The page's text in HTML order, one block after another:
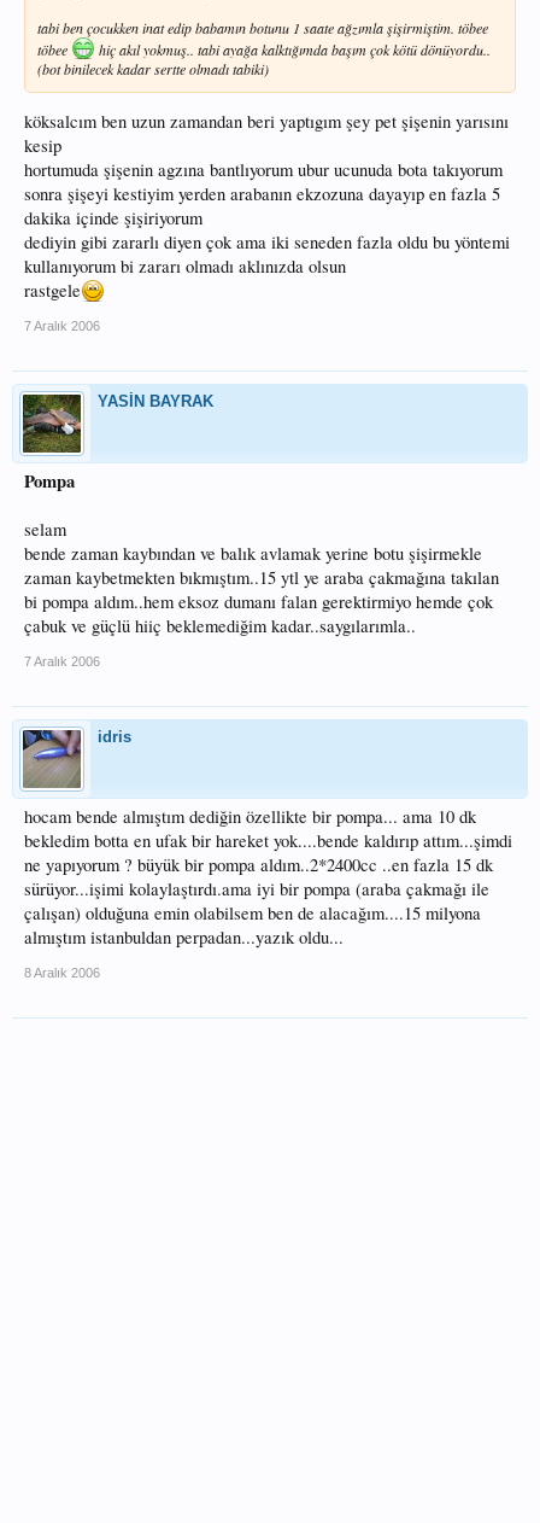
tabi ben çocukken inat edip babamın botunu 1 saate ağzımla şişirmiştim. töbee
töbee
hiç akıl yokmuş.. tabi ayağa kalktığımda başım çok kötü dönüyordu..
(bot binilecek kadar sertte olmadı tabiki)
köksalcım ben uzun zamandan beri yaptıgım şey pet şişenin yarısını
kesip
hortumuda şişenin agzına bantlıyorum ubur ucunuda bota takıyorum
sonra şişeyi kestiyim yerden arabanın ekzozuna dayayıp en fazla 5
dakika içinde şişiriyorum
dediyin gibi zararlı diyen çok ama iki seneden fazla oldu bu yöntemi
kullanıyorum bi zararı olmadı aklınızda olsun
rastgele
7 Aralık 2006
YASİN BAYRAK
Pompa
selam
bende zaman kaybından ve balık avlamak yerine botu şişirmekle
zaman kaybetmekten bıkmıştım..15 ytl ye araba çakmağına takılan
bi pompa aldım..hem eksoz dumanı falan gerektirmiyo hemde çok
çabuk ve güçlü hiiç beklemediğim kadar..saygılarımla..
7 Aralık 2006
idris
hocam bende almıştım dediğin özellikte bir pompa... ama 10 dk
bekledim botta en ufak bir hareket yok....bende kaldırıp attım...şimdi
ne yapıyorum ? büyük bir pompa aldım..2*2400cc ..en fazla 15 dk
sürüyor...işimi kolaylaştırdı.ama iyi bir pompa (araba çakmağı ile
çalışan) olduğuna emin olabilsem ben de alacağım....15 milyona
almıştım istanbuldan perpadan...yazık oldu...
8 Aralık 2006